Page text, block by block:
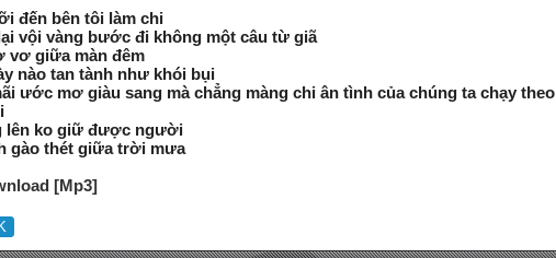
đến bên tôi làm chi
vội vàng bước đi không một câu từ giã
vơ giữa màn đêm
nào tan tành như khói bụi
ước mơ giàu sang mà chẳng màng chi ân tình của chúng ta chạy theo
lên ko giữ được người
gào thét giữa trời mưa
[Mp3]